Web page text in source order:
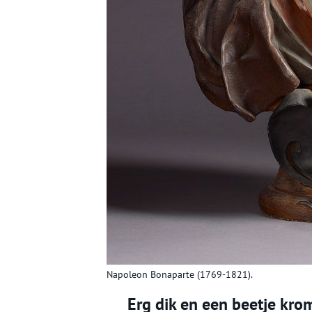
Napoleon Bonaparte (1769-1821).
Erg dik en een beetje